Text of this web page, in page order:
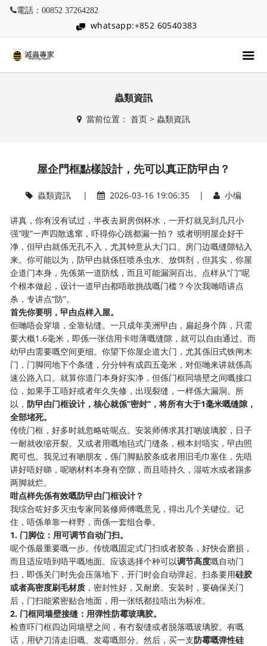
電話：00852 37264282
whatsapp:+852 60540383
蟲類資訊
當前位置： 首页> 蟲類資訊
屋企門框點樣設計，先可以真正防曱甴？
蟲類資訊| 2026-03-16 19:06:35 | 小编
讲真，你有没有试过，半夜去厨房倒杯水，一开灯就见到几只小
强“嗖”一声四散逃窜，吓得你心跳都漏一拍？ 或者明明屋企好干
净，但曱甴就係无孔不入，尤其钟意从大门口、房门边嘅缝隙钻入
来。你可能以为，防曱甴就係狂喷杀虫水、放饵剂，但其实，你屋
企道门本身，先係第一道防线，而且可能漏洞百出。点样从“门”呢
个根本做起，设计一道曱甴都唔敢挑战嘅门槛？今次我哋唔讲点
杀，专讲点“防”。
首先你要明，曱甴点样入屋。
佢哋唔会穿墙，全靠钻缝。一只成年美洲曱甴，扁起身个阵，只需
要大概1.6毫米，即係一张信用卡咁薄嘅缝隙，就可以自由通过。而
幼曱甴需要嘅空间更细。你望下你屋企道大门，尤其係旧式铁闸木
门，门脚同地下个条缝，分分钟有成四五毫米，对佢哋来讲就係高
速公路入口。就算你道门本身好实净，但係门框同墙壁之间嘅接口
位，如果手工唔好或者年久失修，出现裂缝，一样係大漏洞。所
以，防曱甴门框设计，核心就係“密封”，将所有大于1毫米嘅缝隙，
全部堵死。
传统门框，好多时就忽略咗呢点。安装师傅求其打啲玻璃胶，日子
一耐就收缩开裂。又或者用嘅地毡式门缝条，根本封唔实，曱甴照
爬可也。我见过有啲朋友，係门脚贴胶条或者用旧毛巾塞住，先唔
讲好唔好睇，呢啲材料本身有空隙，而且唔持久，湿咗水或者踢多
两脚就烂。
咁点样先係有效嘅防曱甴门框设计？
我综合咗好多灭虫专家同装修师傅嘅意见，得出几个关键位。记
住，唔係单靠一样野，而係一套组合拳。
1. 门脚位：用可调节自动门扫。
呢个係最重要嘅一步。传统嘅固定式门扫或者胶条，好快会磨损，
而且适应唔到唔平嘅地面。应该选择个种可以调节高度嘅自动门
扫，即係关门时先会压落地下，开门时会自动弹起。扫条要用硅胶
或者高密度刷毛材质 ，密封性好，又耐磨。安装时，要确保关门
后，门扫能紧密贴合地面，用一张纸都拉唔出为标准。
2. 门框同墙壁接缝：用弹性防霉玻璃胶。
检查吓门框四边同墙壁之间，有冇裂缝或者脱落嘅玻璃胶。有嘅
话，用铲刀清走旧嘅、发霉嘅部分。然后，买一支防霉嘅弹性硅